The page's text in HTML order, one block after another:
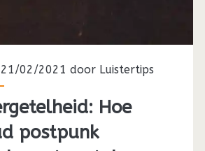
21/02/2021 door Luistertips
Hoe
postpunk